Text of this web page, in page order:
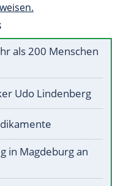
als 200 Menschen
Udo Lindenberg
in Magdeburg an